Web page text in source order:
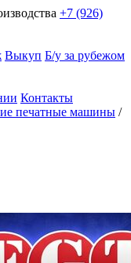
+7 (926)
Выкуп Б/у за рубежом
Контакты
печатные машины /